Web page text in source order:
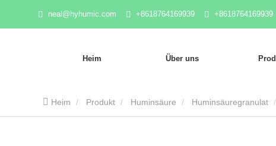
neal@hyhumic.com +8618764169939 +8618764169939
Heim Über uns
Heim Produkt Huminsäure Huminsäuregranulat